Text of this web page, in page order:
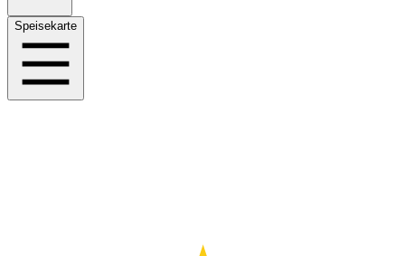
Speisekarte